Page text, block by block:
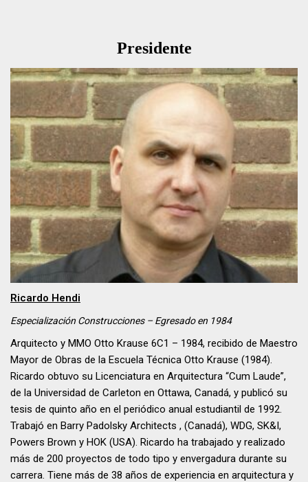
Presidente
Ricardo Hendi
Especialización Construcciones – Egresado en 1984
Arquitecto y MMO Otto Krause 6C1 – 1984, recibido de Maestro
Mayor de Obras de la Escuela Técnica Otto Krause (1984).
Ricardo obtuvo su Licenciatura en Arquitectura “Cum Laude”,
de la Universidad de Carleton en Ottawa, Canadá, y publicó su
tesis de quinto año en el periódico anual estudiantil de 1992.
Trabajó en Barry Padolsky Architects , (Canadá), WDG, SK&I,
Powers Brown y HOK (USA). Ricardo ha trabajado y realizado
más de 200 proyectos de todo tipo y envergadura durante su
carrera. Tiene más de 38 años de experiencia en arquitectura y